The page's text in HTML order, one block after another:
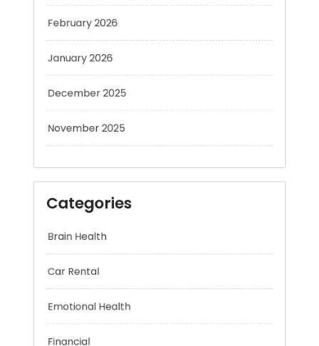
February 2026
December 2025
November 2025
Categories
Brain Health
Car Rental